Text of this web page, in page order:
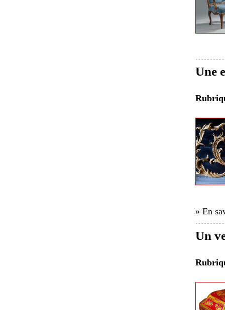
Une
» En
Un